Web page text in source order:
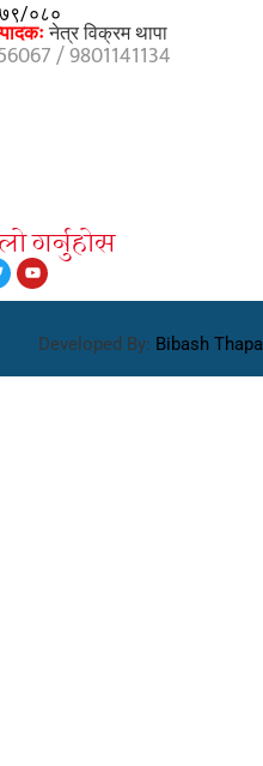
०८०
नेत्र विक्रम थापा
/ 9801141134
गर्नुहाेस
Developed By: Bibash Thapa